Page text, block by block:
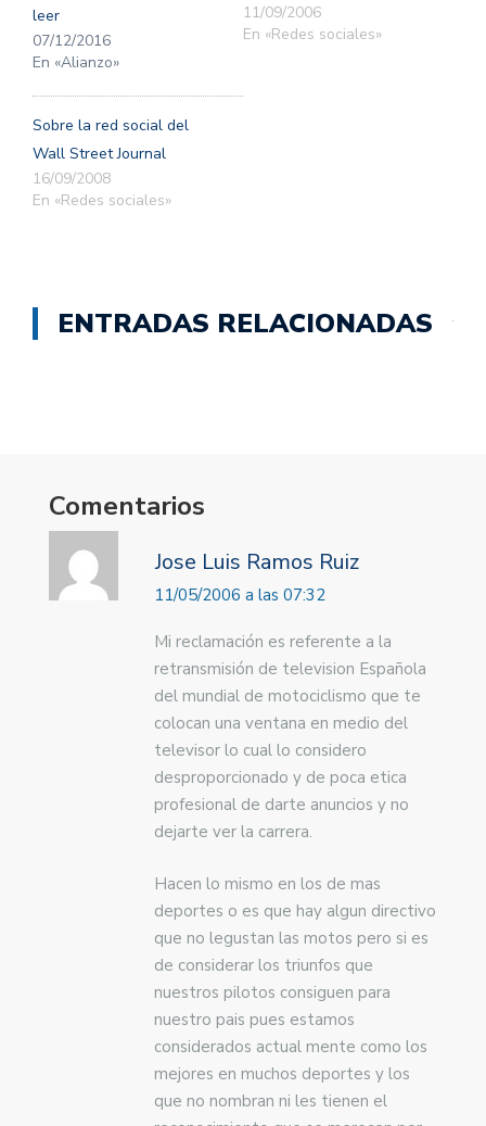
leer
07/12/2016
En «Alianzo»
11/09/2006
En «Redes sociales»
Sobre la red social del
Wall Street Journal
16/09/2008
En «Redes sociales»
ENTRADAS RELACIONADAS
Comentarios
Jose Luis Ramos Ruiz
11/05/2006 a las 07:32
Mi reclamación es referente a la
retransmisión de television Española
del mundial de motociclismo que te
colocan una ventana en medio del
televisor lo cual lo considero
desproporcionado y de poca etica
profesional de darte anuncios y no
dejarte ver la carrera.
Hacen lo mismo en los de mas
deportes o es que hay algun directivo
que no legustan las motos pero si es
de considerar los triunfos que
nuestros pilotos consiguen para
nuestro pais pues estamos
considerados actual mente como los
mejores en muchos deportes y los
que no nombran ni les tienen el